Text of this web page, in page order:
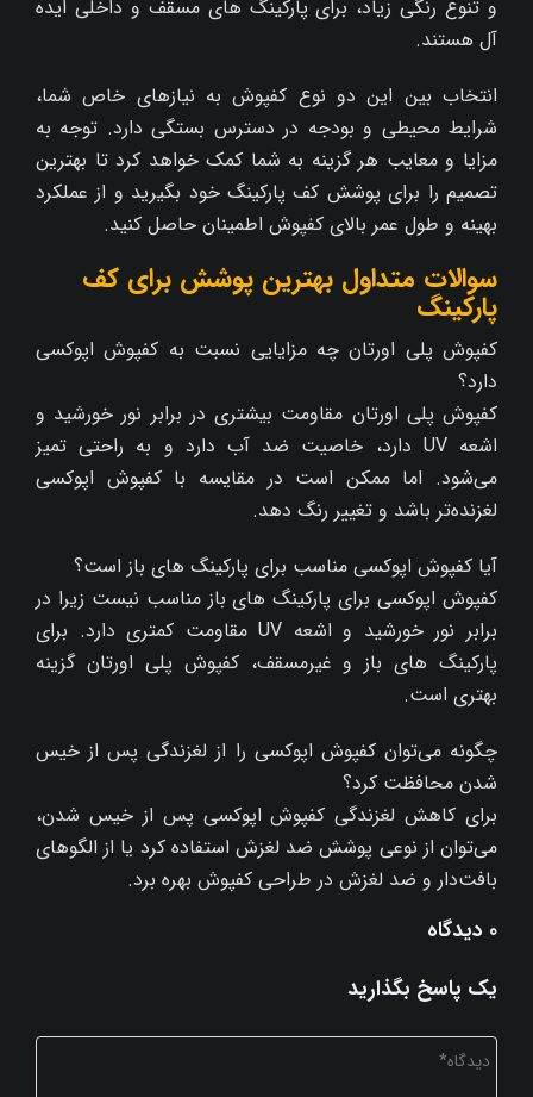
و تنوع رنگی زیاد، برای پارکینگ‌ های مسقف و داخلی ایده‌
آل هستند.
انتخاب بین این دو نوع کفپوش به نیازهای خاص شما،
شرایط محیطی و بودجه در دسترس بستگی دارد. توجه به
مزایا و معایب هر گزینه به شما کمک خواهد کرد تا بهترین
تصمیم را برای پوشش کف پارکینگ خود بگیرید و از عملکرد
بهینه و طول عمر بالای کفپوش اطمینان حاصل کنید.
سوالات متداول بهترین پوشش برای کف
پارکینگ
کفپوش پلی اورتان چه مزایایی نسبت به کفپوش اپوکسی
دارد؟
کفپوش پلی اورتان مقاومت بیشتری در برابر نور خورشید و
اشعه UV دارد، خاصیت ضد آب دارد و به راحتی تمیز
می‌شود. اما ممکن است در مقایسه با کفپوش اپوکسی
لغزنده‌تر باشد و تغییر رنگ دهد.
آیا کفپوش اپوکسی مناسب برای پارکینگ‌ های باز است؟
کفپوش اپوکسی برای پارکینگ‌ های باز مناسب نیست زیرا در
برابر نور خورشید و اشعه UV مقاومت کمتری دارد. برای
پارکینگ‌ های باز و غیرمسقف، کفپوش پلی اورتان گزینه
بهتری است.
چگونه می‌توان کفپوش اپوکسی را از لغزندگی پس از خیس
شدن محافظت کرد؟
برای کاهش لغزندگی کفپوش اپوکسی پس از خیس شدن،
می‌توان از نوعی پوشش ضد لغزش استفاده کرد یا از الگوهای
بافت‌دار و ضد لغزش در طراحی کفپوش بهره برد.
۰ دیدگاه
یک پاسخ بگذارید